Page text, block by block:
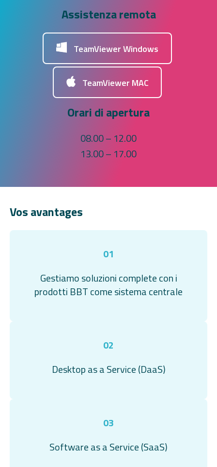
Assistenza remota
TeamViewer Windows
TeamViewer MAC
Orari di apertura
08.00 – 12.00
13.00 – 17.00
Vos avantages
01
Gestiamo soluzioni complete con i
prodotti BBT come sistema centrale
02
Desktop as a Service (DaaS)
03
Software as a Service (SaaS)